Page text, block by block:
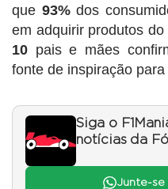
que 93%dos
em adquirir produtos
10 pais e mães
fonte de inspiração
Siga o
notícias da
Junte-se